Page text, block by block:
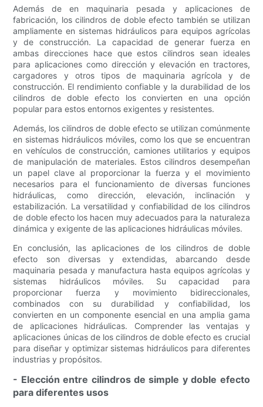
Además de en maquinaria pesada y aplicaciones de
fabricación, los cilindros de doble efecto también se utilizan
ampliamente en sistemas hidráulicos para equipos agrícolas
y de construcción. La capacidad de generar fuerza en
ambas direcciones hace que estos cilindros sean ideales
para aplicaciones como dirección y elevación en tractores,
cargadores y otros tipos de maquinaria agrícola y de
construcción. El rendimiento confiable y la durabilidad de los
cilindros de doble efecto los convierten en una opción
popular para estos entornos exigentes y resistentes.
Además, los cilindros de doble efecto se utilizan comúnmente
en sistemas hidráulicos móviles, como los que se encuentran
en vehículos de construcción, camiones utilitarios y equipos
de manipulación de materiales. Estos cilindros desempeñan
un papel clave al proporcionar la fuerza y ​​el movimiento
necesarios para el funcionamiento de diversas funciones
hidráulicas, como dirección, elevación, inclinación y
estabilización. La versatilidad y confiabilidad de los cilindros
de doble efecto los hacen muy adecuados para la naturaleza
dinámica y exigente de las aplicaciones hidráulicas móviles.
En conclusión, las aplicaciones de los cilindros de doble
efecto son diversas y extendidas, abarcando desde
maquinaria pesada y manufactura hasta equipos agrícolas y
sistemas hidráulicos móviles. Su capacidad para
proporcionar fuerza y ​​movimiento bidireccionales,
combinados con su durabilidad y confiabilidad, los
convierten en un componente esencial en una amplia gama
de aplicaciones hidráulicas. Comprender las ventajas y
aplicaciones únicas de los cilindros de doble efecto es crucial
para diseñar y optimizar sistemas hidráulicos para diferentes
industrias y propósitos.
- Elección entre cilindros de simple y doble efecto
para diferentes usos